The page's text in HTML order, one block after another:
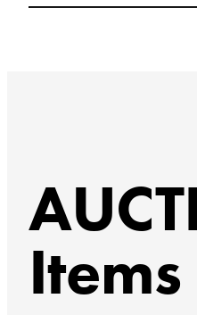
Items